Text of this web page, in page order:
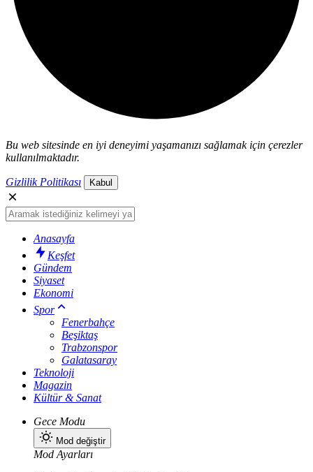
Bu web sitesinde en iyi deneyimi yaşamanızı sağlamak için çerezler
kullanılmaktadır.
Gizlilik Politikası Kabul
Anasayfa
Keşfet
Gündem
Siyaset
Ekonomi
Spor
Fenerbahçe
Beşiktaş
Trabzonspor
Galatasaray
Teknoloji
Magazin
Kültür & Sanat
Gece Modu
Mod değiştir
Mod Ayarları